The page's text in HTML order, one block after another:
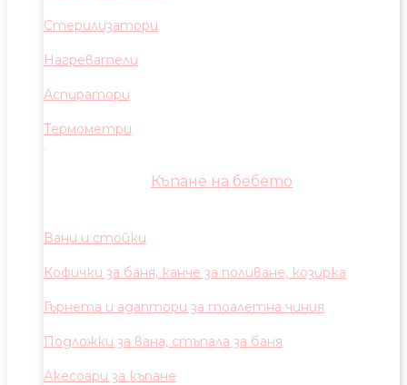
Стерилизатори
Нагреватели
Аспиратори
Термометри
Къпане на бебето
Вани и стойки
Кофички за баня, канче за поливане, козирка
Гърнета и адаптори за тоалетна чиния
Подложки за вана, стъпала за баня
Акесоари за къпане